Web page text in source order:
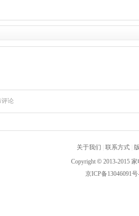
关于我们 联系方式
Copyright © 2013-2015
京ICP备13046091号